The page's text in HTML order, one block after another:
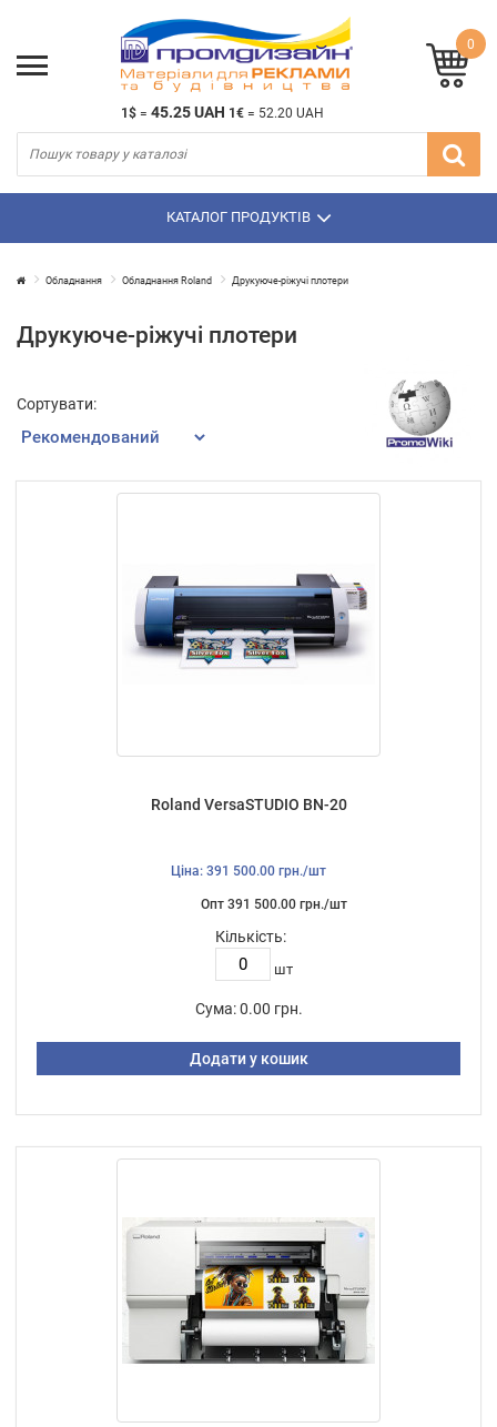
1$ = 45.25 UAH 1€ = 52.20 UAH
0
КАТАЛОГ ПРОДУКТІВ
Обладнання Обладнання Roland Друкуюче-ріжучі плотери
Друкуюче-ріжучі плотери
Сортувати:
Roland VersaSTUDIO BN-20
Ціна: 391 500.00 грн./шт
Опт 391 500.00 грн./шт
Кількість:
шт
Сума: 0.00 грн.
Додати у кошик